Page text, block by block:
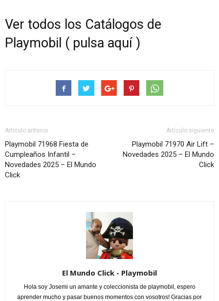
Ver todos los Catálogos de
Playmobil ( pulsa aquí )
Artículo anterior
Playmobil 71968 Fiesta de
Cumpleaños Infantil –
Novedades 2025 – El Mundo
Click
Artículo siguiente
Playmobil 71970 Air Lift –
Novedades 2025 – El Mundo
Click
El Mundo Click - Playmobil
Hola soy Josemi un amante y coleccionista de playmobil, espero
aprender mucho y pasar buenos momentos con vosotros! Gracias por